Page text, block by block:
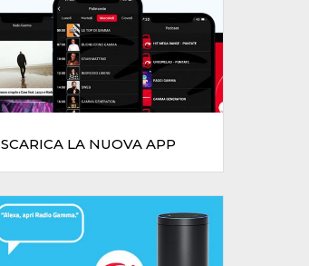
SCARICA LA NUOVA APP